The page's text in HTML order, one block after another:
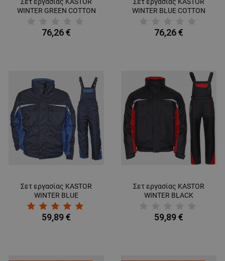
WINTER GREEN COTTON
76,26 €
WINTER BLUE COTTON
76,26 €
Σετ εργασίας KASTOR
WINTER BLUE
59,89 €
Σετ εργασίας KASTOR
WINTER BLACK
59,89 €